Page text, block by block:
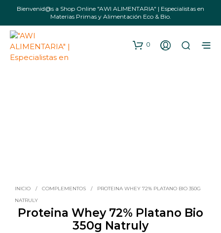
Bienvenid@s a Shop Online "AWI ALIMENTARIA" | Especialistas en
Materias Primas y Alimentación Eco & Bio.
0
INICIO / COMPLEMENTOS /
PROTEINA WHEY 72% PLATANO BIO 350G
NATRULY
Proteina Whey 72% Platano Bio
350g Natruly